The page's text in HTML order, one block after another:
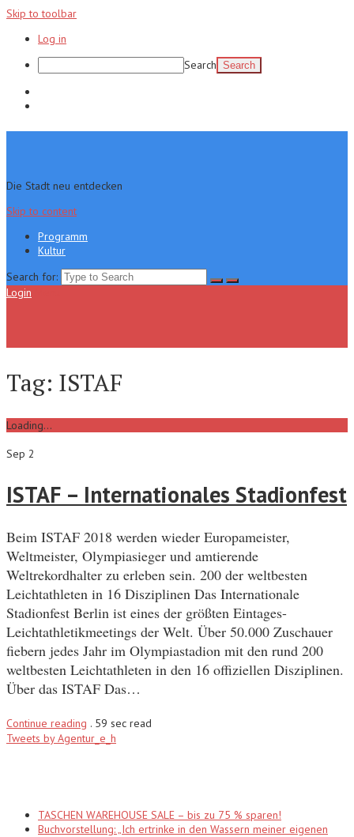
Skip to toolbar
Log in
Search
Die Stadt neu entdecken
Skip to content
Programm
Kultur
Search for:
Login
Tag: ISTAF
Loading...
Sep 2
ISTAF – Internationales Stadionfest
Beim ISTAF 2018 werden wieder Europameister,
Weltmeister, Olympiasieger und amtierende
Weltrekordhalter zu erleben sein. 200 der weltbesten
Leichtathleten in 16 Disziplinen Das Internationale
Stadionfest Berlin ist eines der größten Eintages-
Leichtathletikmeetings der Welt. Über 50.000 Zuschauer
fiebern jedes Jahr im Olympiastadion mit den rund 200
weltbesten Leichtathleten in den 16 offiziellen Disziplinen.
Über das ISTAF Das…
Continue reading . 59 sec read
Tweets by Agentur_e_h
TASCHEN WAREHOUSE SALE – bis zu 75 % sparen!
Buchvorstellung: „Ich ertrinke in den Wassern meiner eigenen